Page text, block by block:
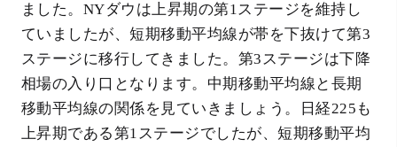
ました。NYダウは上昇期の第1ステージを維持し
ていましたが、短期移動平均線が帯を下抜けて第3
ステージに移行してきました。第3ステージは下降
相場の入り口となります。中期移動平均線と長期
移動平均線の関係を見ていきましょう。日経225も
上昇期である第1ステージでしたが、短期移動平均